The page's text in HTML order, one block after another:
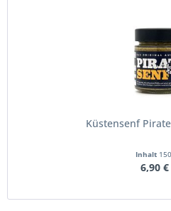
Küstensenf
Inhalt
6,90